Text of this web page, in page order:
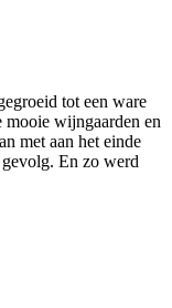
tot een ware
mooie wijngaarden en
met aan het einde
En zo werd